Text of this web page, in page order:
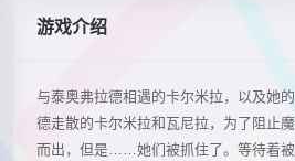
游戏介绍
与泰奥弗拉德相遇的卡尔米拉，以及她
德走散的卡尔米拉和瓦尼拉，为了阻止
而出，但是……她们被抓住了。等待着